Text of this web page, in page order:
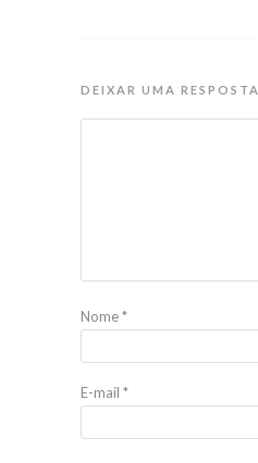
DEIXAR UMA RESPOSTA
Nome*
E-mail *